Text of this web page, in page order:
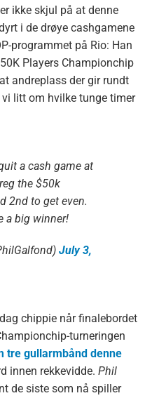
ikke skjul på at denne
i de drøye cashgamene
programmet på Rio: Han
Players Championchip
andreplass der gir rundt
litt om hvilke tunge timer
a cash game at
the $50k
2nd to get even.
a big winner!
July 3,
chippie når finalebordet
turneringen
tre gullarmbånd denne
innen rekkevidde. Phil
de siste som nå spiller